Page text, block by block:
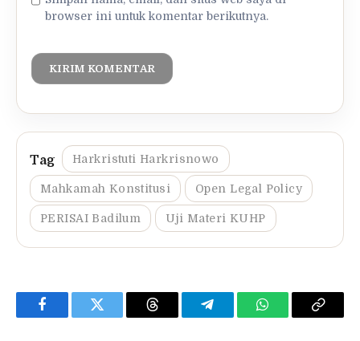
browser ini untuk komentar berikutnya.
Harkristuti Harkrisnowo
Mahkamah Konstitusi Open Legal Policy
PERISAI Badilum Uji Materi KUHP
FacebookTwitter Threads TelegramWhatsAppCopy